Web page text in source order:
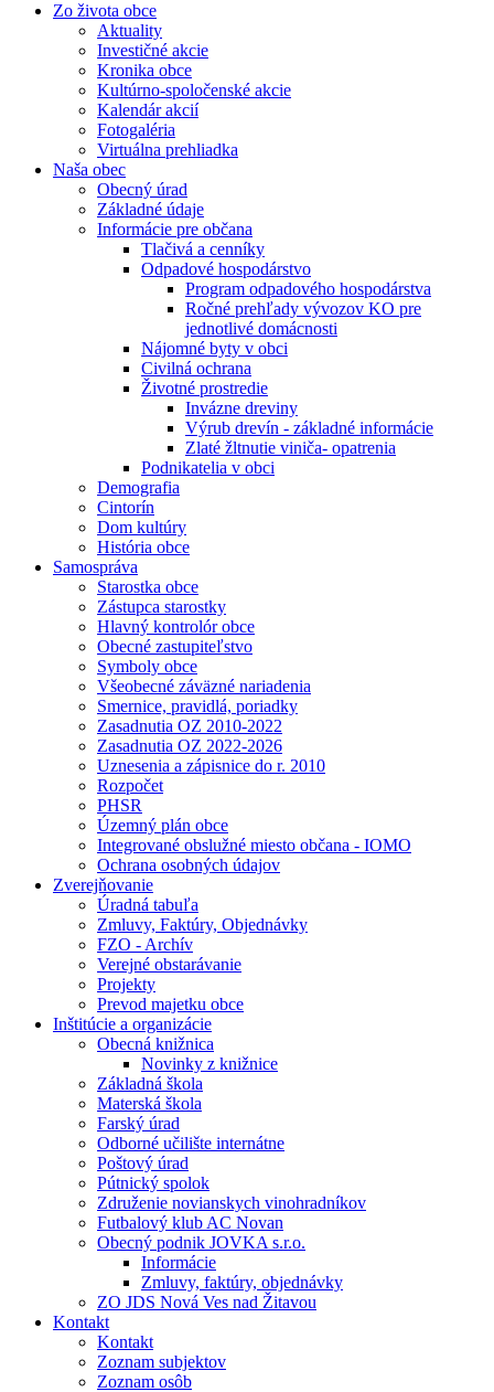
Zo života obce
Aktuality
Investičné akcie
Kronika obce
Kultúrno-spoločenské akcie
Kalendár akcií
Fotogaléria
Virtuálna prehliadka
Naša obec
Obecný úrad
Základné údaje
Informácie pre občana
Tlačivá a cenníky
Odpadové hospodárstvo
Program odpadového hospodárstva
Ročné prehľady vývozov KO pre
jednotlivé domácnosti
Nájomné byty v obci
Civilná ochrana
Životné prostredie
Invázne dreviny
Výrub drevín - základné informácie
Zlaté žltnutie viniča- opatrenia
Podnikatelia v obci
Demografia
Cintorín
Dom kultúry
História obce
Samospráva
Starostka obce
Zástupca starostky
Hlavný kontrolór obce
Obecné zastupiteľstvo
Symboly obce
Všeobecné záväzné nariadenia
Smernice, pravidlá, poriadky
Zasadnutia OZ 2010-2022
Zasadnutia OZ 2022-2026
Uznesenia a zápisnice do r. 2010
Rozpočet
PHSR
Územný plán obce
Integrované obslužné miesto občana - IOMO
Ochrana osobných údajov
Zverejňovanie
Úradná tabuľa
Zmluvy, Faktúry, Objednávky
FZO - Archív
Verejné obstarávanie
Projekty
Prevod majetku obce
Inštitúcie a organizácie
Obecná knižnica
Novinky z knižnice
Základná škola
Materská škola
Farský úrad
Odborné učilište internátne
Poštový úrad
Pútnický spolok
Združenie novianskych vinohradníkov
Futbalový klub AC Novan
Obecný podnik JOVKA s.r.o.
Informácie
Zmluvy, faktúry, objednávky
ZO JDS Nová Ves nad Žitavou
Kontakt
Kontakt
Zoznam subjektov
Zoznam osôb